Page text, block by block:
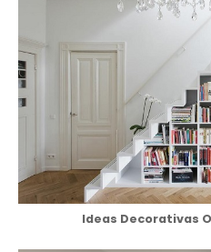
Ideas Decorativas